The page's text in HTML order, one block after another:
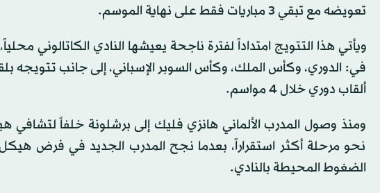
تعويضه مع تبقي 3 مباريات فقط على نهاية الموسم.
ويأتي هذا التتويج امتداداً لفترة ناجحة يعيشها النادي الكاتالوني
ألقاب دوري خلال 4 مواسم.
نحو مرحلة أكثر استقراراً، بعدما نجح المدرب الجديد في فرض
الضغوط المحيطة بالنادي.